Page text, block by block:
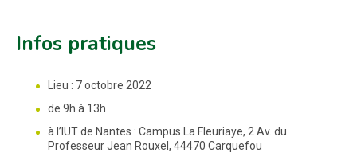
Infos pratiques
Lieu : 7 octobre 2022
de 9h à 13h
à l’IUT de Nantes : Campus La Fleuriaye, 2 Av. du
Professeur Jean Rouxel, 44470 Carquefou